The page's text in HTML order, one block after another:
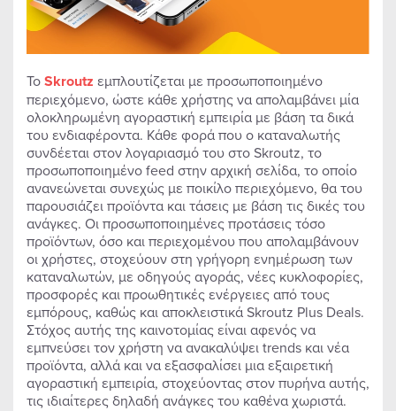
ΤοSkroutz εμπλουτίζεται με προσωποποιημένο
περιεχόμενο, ώστε κάθε χρήστης να απολαμβάνει μία
ολοκληρωμένη αγοραστική εμπειρία με βάση τα δικά
του ενδιαφέροντα. Κάθε φορά που ο καταναλωτής
συνδέεται στον λογαριασμό του στο Skroutz, το
προσωποποιημένο feed στην αρχική σελίδα, το οποίο
ανανεώνεται συνεχώς με ποικίλο περιεχόμενο, θα του
παρουσιάζει προϊόντα και τάσεις με βάση τις δικές του
ανάγκες. Οι προσωποποιημένες προτάσεις τόσο
προϊόντων, όσο και περιεχομένου που απολαμβάνουν
οι χρήστες, στοχεύουν στη γρήγορη ενημέρωση των
καταναλωτών, με οδηγούς αγοράς, νέες κυκλοφορίες,
προσφορές και προωθητικές ενέργειες από τους
εμπόρους, καθώς και αποκλειστικά Skroutz Plus Deals.
Στόχος αυτής της καινοτομίας είναι αφενός να
εμπνεύσει τον χρήστη να ανακαλύψει trends και νέα
προϊόντα, αλλά και να εξασφαλίσει μια εξαιρετική
αγοραστική εμπειρία, στοχεύοντας στον πυρήνα αυτής,
τις ιδιαίτερες δηλαδή ανάγκες του καθένα χωριστά.